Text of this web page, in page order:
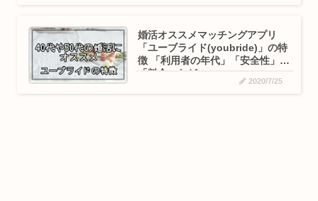
婚活オススメマッチングアプリ
「ユーブライド(youbride)」の特
徴 「利用者の年代」「安全性」
「料金」など
2020/7/25